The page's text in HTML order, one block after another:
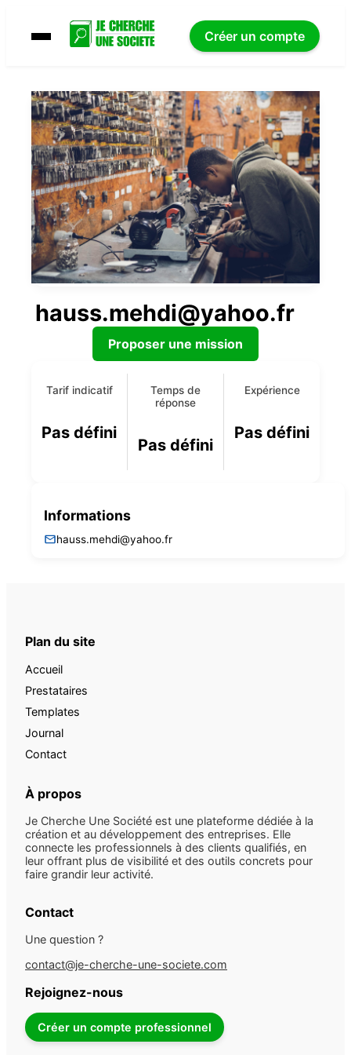
Créer un compte
hauss.mehdi@yahoo.fr
Proposer une mission
Tarif indicatif
Pas défini
Temps de
réponse
Pas défini
Expérience
Pas défini
Informations
hauss.mehdi@yahoo.fr
Plan du site
Accueil
Prestataires
Templates
Journal
Contact
À propos
Je Cherche Une Société est une plateforme dédiée à la
création et au développement des entreprises. Elle
connecte les professionnels à des clients qualifiés, en
leur offrant plus de visibilité et des outils concrets pour
faire grandir leur activité.
Contact
Une question ?
contact@je-cherche-une-societe.com
Rejoignez-nous
Créer un compte professionnel